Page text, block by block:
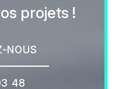
projets !
NOUS
48